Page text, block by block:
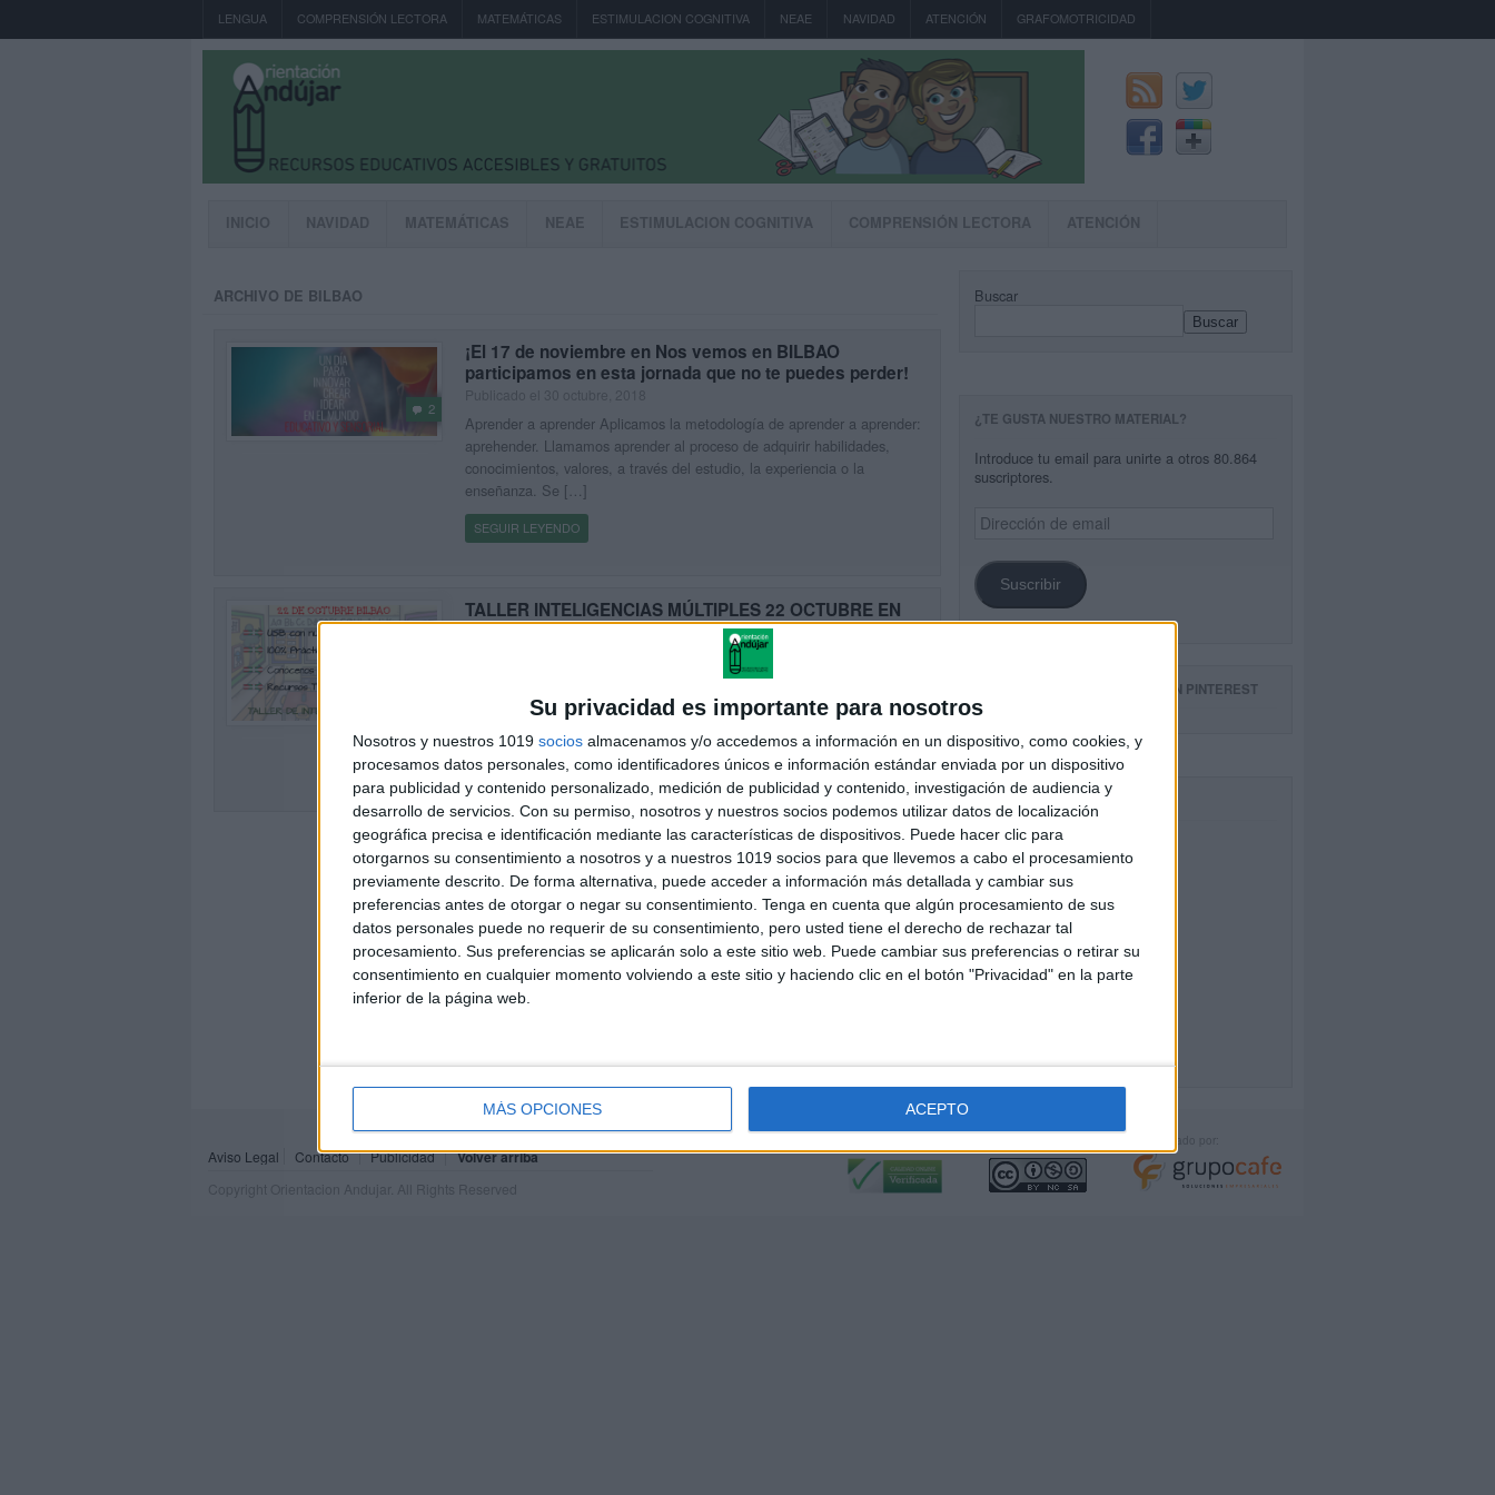
Su privacidad es importante para nosotros
Nosotros y nuestros 1019 socios almacenamos y/o accedemos a información en un dispositivo, como cookies, y
procesamos datos personales, como identificadores únicos e información estándar enviada por un dispositivo
para publicidad y contenido personalizado, medición de publicidad y contenido, investigación de audiencia y
desarrollo de servicios. Con su permiso, nosotros y nuestros socios podemos utilizar datos de localización
geográfica precisa e identificación mediante las características de dispositivos. Puede hacer clic para
otorgarnos su consentimiento a nosotros y a nuestros 1019 socios para que llevemos a cabo el procesamiento
previamente descrito. De forma alternativa, puede acceder a información más detallada y cambiar sus
preferencias antes de otorgar o negar su consentimiento. Tenga en cuenta que algún procesamiento de sus
datos personales puede no requerir de su consentimiento, pero usted tiene el derecho de rechazar tal
procesamiento. Sus preferencias se aplicarán solo a este sitio web. Puede cambiar sus preferencias o retirar su
consentimiento en cualquier momento volviendo a este sitio y haciendo clic en el botón "Privacidad" en la parte
inferior de la página web.
MÁS OPCIONES ACEPTO
LENGUA COMPRENSIÓN LECTORA MATEMÁTICAS ESTIMULACION COGNITIVA NEAE NAVIDAD ATENCIÓN GRAFOMOTRICIDAD
INICIO NAVIDAD MATEMÁTICAS NEAE ESTIMULACION COGNITIVA COMPRENSIÓN LECTORA ATENCIÓN
ARCHIVO DE BILBAO
2
¡El 17 de noviembre en Nos vemos en BILBAO
participamos en esta jornada que no te puedes perder!
Aprender a aprender Aplicamos la metodología de aprender a aprender:
aprehender. Llamamos aprender al proceso de adquirir habilidades,
conocimientos, valores, a través del estudio, la experiencia o la
enseñanza. Se […]
SEGUIR LEYENDO
TALLER INTELIGENCIAS MÚLTIPLES 22 OCTUBRE EN
BILBAO DE ORIENTACIÓN ANDÚJAR
En nuestro Taller podrás conocer la teoría de las Inteligencias Múltiples –
junto con otras metodologías innovadoras – y aprender cómo aplicarlas
de una manera totalmente práctica y de forma activa, en […]
SEGUIR LEYENDO
Buscar
Buscar
¿TE GUSTA NUESTRO MATERIAL?
Introduce tu email para unirte a otros 80.864
suscriptores.
Dirección
de
Suscribir
SIGUE NUESTROS TABLEROS EN PINTEREST
Aviso Legal Contacto Publicidad Volver arriba
Copyright Orientacion Andujar. All Rights Reserved